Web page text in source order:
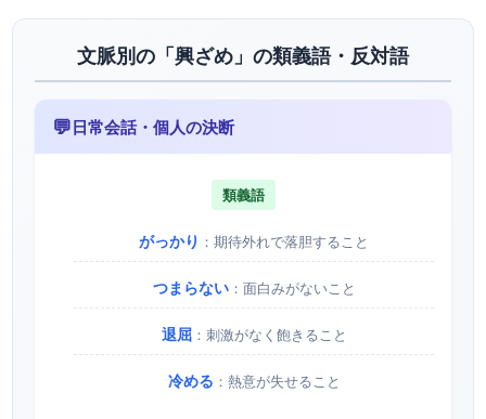
文脈別の「興ざめ」の類義語・反対語
💬日常会話・個人の決断
類義語
がっかり ：期待外れで落胆すること
つまらない：面白みがないこと
退屈：刺激がなく飽きること
冷める ：熱意が失せること